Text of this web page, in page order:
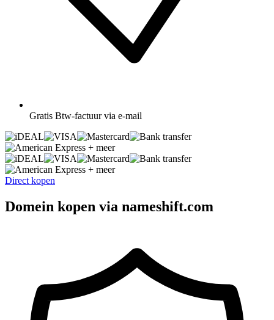
Gratis Btw-factuur via e-mail
+ meer
+ meer
Direct kopen
Domein kopen via nameshift.com